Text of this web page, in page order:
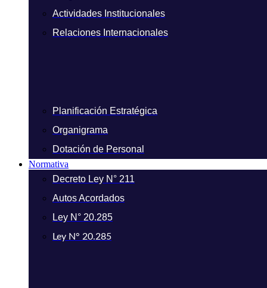
Actividades Institucionales
Relaciones Internacionales
Planificación Estratégica
Organigrama
Dotación de Personal
Normativa
Decreto Ley N° 211
Autos Acordados
Ley N° 20.285
Ley N° 20.285